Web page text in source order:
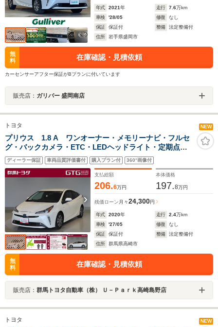
年式 2021年 走行 7.6万km
車検
'28/05 修復
なし
保証
保証付 整備
法定整備付
住所
岩手県盛岡市
無
料
在庫確認・見積依頼
カーセンサーアフター保証がBプランに付いています
販売店： ガリバー 盛岡南店
トヨタ NEW
プリウス 1.8 A ワンオーナー・メモリーナビ・フルセ
グ・バックカメラ・ETC・LEDヘッドライト・定期点検
記録簿・DVD再生・CD・衝突被害軽減ブレーキ・横滑り
防止装置・レーンキープアシスト・アクセル踏み間違い
防止装置
ディーラー保証 車両品質評価書付 購入プラン付 360°画像付
支払総額
206.6万円
本体価格
197.8万円
残価ローン 月々24,300円
年式 2020年 走行 2.4万km
車検
'27/05 修復
なし
保証
保証付 整備
法定整備付
住所
群馬県高崎市
無
料
在庫確認・見積依頼
販売店： 群馬トヨタ自動車（株） Ｕ－Ｐａｒｋ高崎島野店
トヨタ NEW